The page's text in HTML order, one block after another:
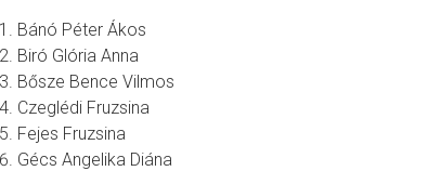
Bánó Péter Ákos
Biró Glória Anna
Bősze Bence Vilmos
Czeglédi Fruzsina
Fejes Fruzsina
Gécs Angelika Diána